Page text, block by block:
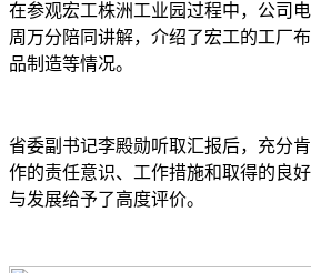
在参观宏工株洲工业园过程中，公司
周万分陪同讲解，介绍了宏工的工厂
品制造等情况。
省委副书记李殿勋听取汇报后，充分
作的责任意识、工作措施和取得的良
与发展给予了高度评价。